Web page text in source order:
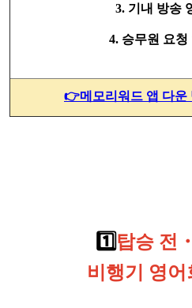
3. 기내 방송
4. 승무원 요청
👉메모리워드 앱 다운
1️⃣탑승 전
비행기 영어